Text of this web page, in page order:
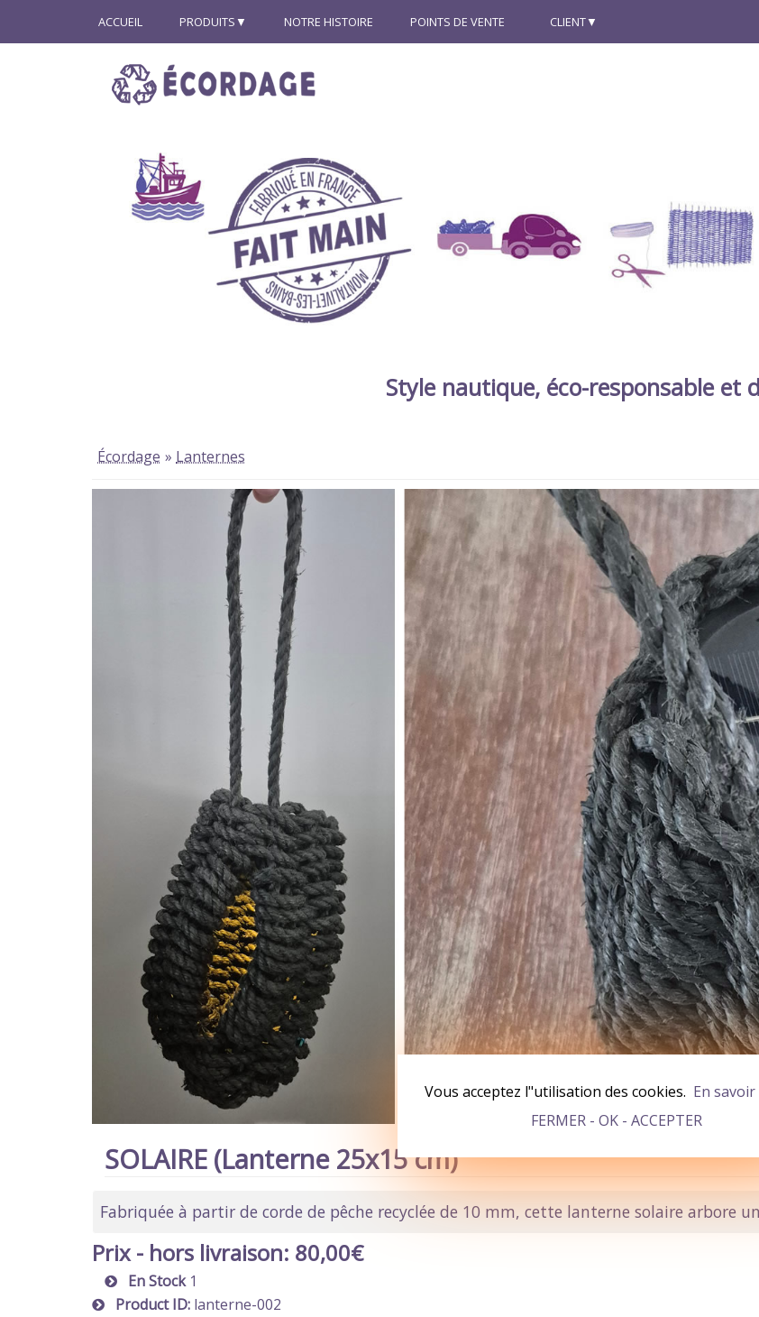
ACCUEIL PRODUITS NOTRE HISTOIRE POINTS DE VENTE CLIENT
Style nautique, éco-responsable et
Écordage » Lanternes
SOLAIRE (Lanterne 25x15 cm)
Fabriquée à partir de corde de pêche recyclée de 10 mm, cette lanterne solaire arbore
Prix - hors livraison: 80,00€
En Stock1
Product ID lanterne-002
Vous acceptez l"utilisation des cookies. En
FERMER - OK - ACCEPTER